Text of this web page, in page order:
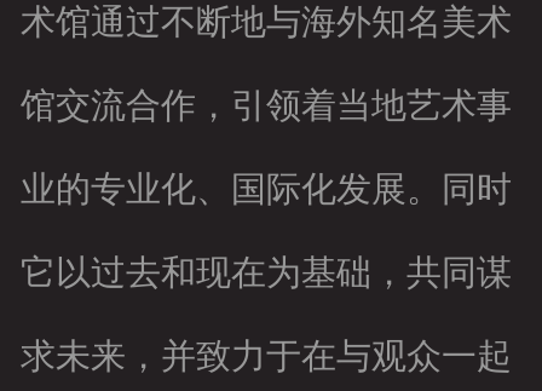
术馆通过不断地与海外知名美术
馆交流合作，引领着当地艺术事
业的专业化、国际化发展。同时
它以过去和现在为基础，共同谋
求未来，并致力于在与观众一起